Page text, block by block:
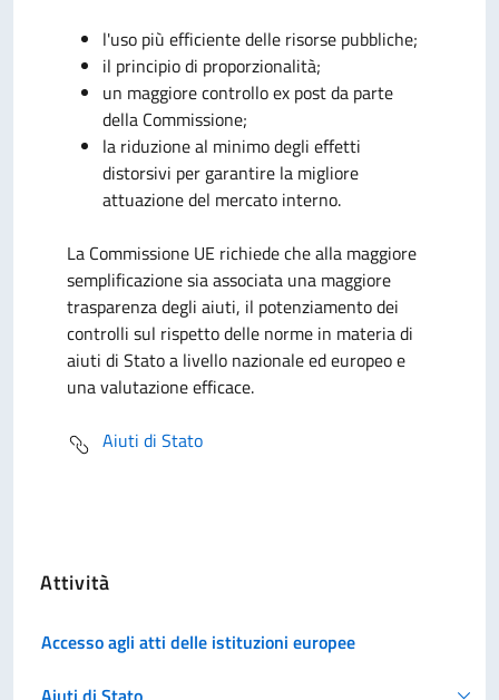
l'uso più efficiente delle risorse pubbliche;
il principio di proporzionalità;
un maggiore controllo ex post da parte
della Commissione;
la riduzione al minimo degli effetti
distorsivi per garantire la migliore
attuazione del mercato interno.
La Commissione UE richiede che alla maggiore
semplificazione sia associata una maggiore
trasparenza degli aiuti, il potenziamento dei
controlli sul rispetto delle norme in materia di
aiuti di Stato a livello nazionale ed europeo e
una valutazione efficace.
Aiuti di Stato
Attività
Accesso agli atti delle istituzioni europee